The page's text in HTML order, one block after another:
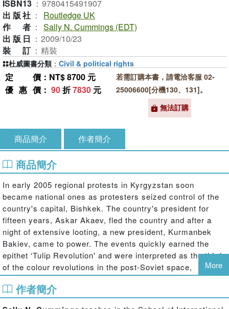
ISBN13 ： 9780415491907
出版社 ：
Routledge UK
作者 ： Sally N. Cummings (EDT)
出版日 ： 2009/10/23
裝訂 ： 精裝
定價 ：NT$ 8700 元
優惠價 ： 90折7830 元
若需訂購本書，請電洽客服 02-
25006600[分機130、131]。
無法訂購
杜威圖書分類 ： Civil & political rights
商品簡介 作者簡介
商品簡介
In early 2005 regional protests in Kyrgyzstan soon
became national ones as protesters seized control of the
country's capital, Bishkek. The country's president for
fifteen years, Askar Akaev, fled the country and after a
night of extensive looting, a new president, Kurmanbek
Bakiev, came to power. The events quickly earned the
epithet ‘Tulip Revolution' and were interpreted as the third
of the colour revolutions in the post-Soviet space,
following Ukraine and Georgia. But did the events in
Kyrgyzstan amount to a ‘revolution'? How much change
followed and with what academic and policy implications?
More
作者簡介